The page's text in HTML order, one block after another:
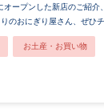
ープンした新店のご紹介
のおにぎり屋さん、ぜひ
お土産・お買い物